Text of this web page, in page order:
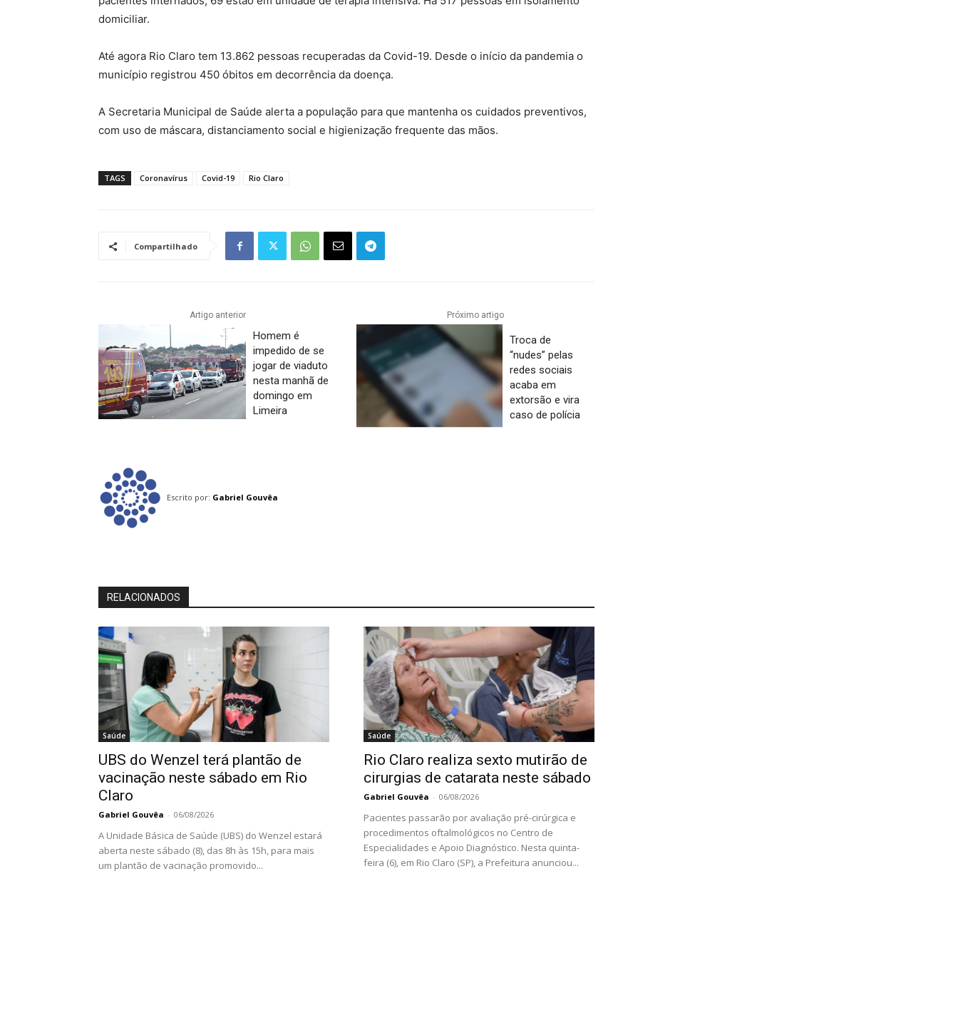
domiciliar.
Até agora Rio Claro tem 13.862 pessoas recuperadas da Covid-19. Desde o início da pandemia o
município registrou 450 óbitos em decorrência da doença.
A Secretaria Municipal de Saúde alerta a população para que mantenha os cuidados preventivos,
com uso de máscara, distanciamento social e higienização frequente das mãos.
TAGS Coronavírus Covid-19 Rio Claro
Compartilhado
Artigo anterior
Homem é
impedido de se
jogar de viaduto
nesta manhã de
domingo em
Limeira
Próximo artigo
Troca de
“nudes” pelas
redes sociais
acaba em
extorsão e vira
caso de polícia
Escrito por: Gabriel Gouvêa
RELACIONADOS
Saúde
UBS do Wenzel terá plantão de
vacinação neste sábado em Rio
Claro
Gabriel Gouvêa - 06/08/2026
A Unidade Básica de Saúde (UBS) do Wenzel estará
aberta neste sábado (8), das 8h às 15h, para mais
um plantão de vacinação promovido...
Saúde
Rio Claro realiza sexto mutirão de
cirurgias de catarata neste sábado
Gabriel Gouvêa - 06/08/2026
Pacientes passarão por avaliação pré-cirúrgica e
procedimentos oftalmológicos no Centro de
Especialidades e Apoio Diagnóstico. Nesta quinta-
feira (6), em Rio Claro (SP), a Prefeitura anunciou...